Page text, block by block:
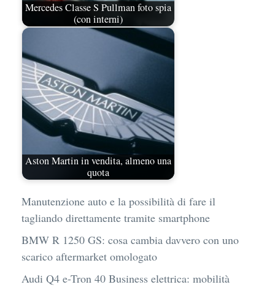
Mercedes Classe S Pullman foto spia
(con interni)
Aston Martin in vendita, almeno una
quota
Manutenzione auto e la possibilità di fare il
tagliando direttamente tramite smartphone
BMW R 1250 GS: cosa cambia davvero con uno
scarico aftermarket omologato
Audi Q4 e-Tron 40 Business elettrica: mobilità